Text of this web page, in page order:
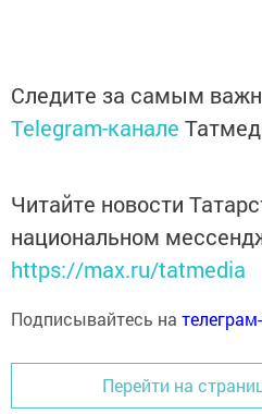
Следите за самым
Telegram-канале
Читайте новости
национальном
https://max.ru/tatmedia
Подписывайтесь на
Перейти на